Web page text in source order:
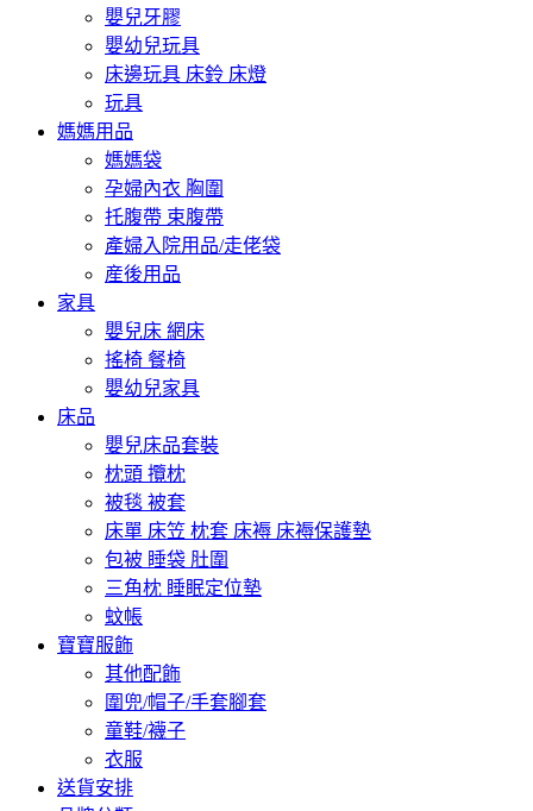
嬰兒牙膠
嬰幼兒玩具
床邊玩具 床鈴 床燈
玩具
媽媽用品
媽媽袋
孕婦內衣 胸圍
托腹帶 束腹帶
產婦入院用品/走佬袋
産後用品
家具
嬰兒床 網床
搖椅 餐椅
嬰幼兒家具
床品
嬰兒床品套裝
枕頭 攬枕
被毯 被套
床單 床笠 枕套 床褥 床褥保護墊
包被 睡袋 肚圍
三角枕 睡眠定位墊
蚊帳
寶寶服飾
其他配飾
圍兜/帽子/手套腳套
童鞋/襪子
衣服
送貨安排